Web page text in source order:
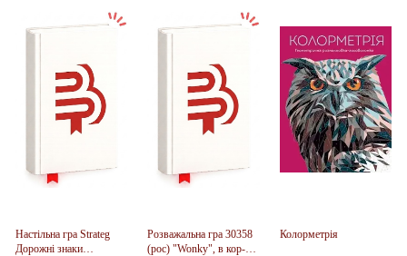
Настільна гра Strateg
Дорожні знаки
Розважальна гра 30358
(рос) "Wonky", в кор-ці
Колорметрія